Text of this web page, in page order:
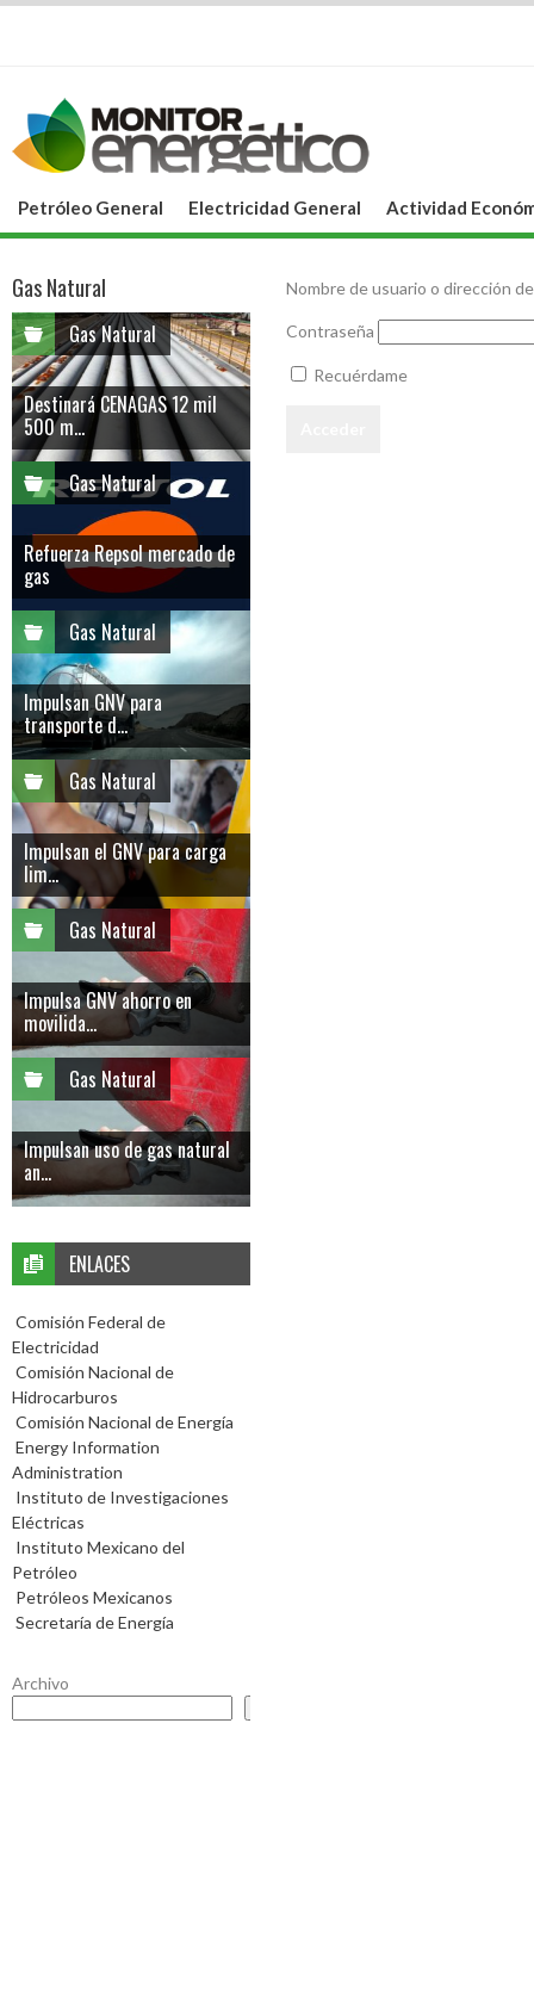
Petróleo General Electricidad General Actividad
Nombre de usuario o dirección
Contraseña
Recuérdame
Gas Natural
Gas Natural
Destinará CENAGAS 12 mil
500 m...
Gas Natural
Refuerza Repsol mercado de
gas
Gas Natural
Impulsan GNV para
transporte d...
Gas Natural
Impulsan el GNV para carga
lim...
Gas Natural
Impulsa GNV ahorro en
movilida...
Gas Natural
Impulsan uso de gas natural
an...
ENLACES
Comisión Federal de
Electricidad
Comisión Nacional de
Hidrocarburos
Comisión Nacional de Energía
Energy Information
Administration
Instituto de Investigaciones
Eléctricas
Instituto Mexicano del
Petróleo
Petróleos Mexicanos
Secretaría de Energía
Archivo